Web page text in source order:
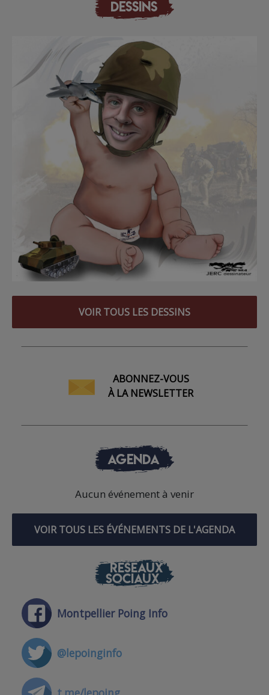
DESSINS
VOIR TOUS LES DESSINS
ABONNEZ-VOUS
À LA NEWSLETTER
AGENDA
Aucun événement à venir
VOIR TOUS LES ÉVÉNEMENTS DE L'AGENDA
RÉSEAUX
SOCIAUX
Montpellier Poing Info
@lepoinginfo